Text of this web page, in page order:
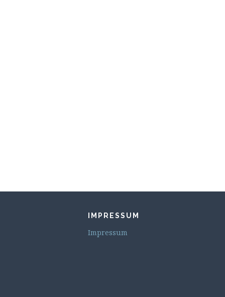
IMPRESSUM
Impressum